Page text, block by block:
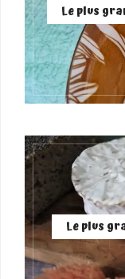
Le plus
Le plus